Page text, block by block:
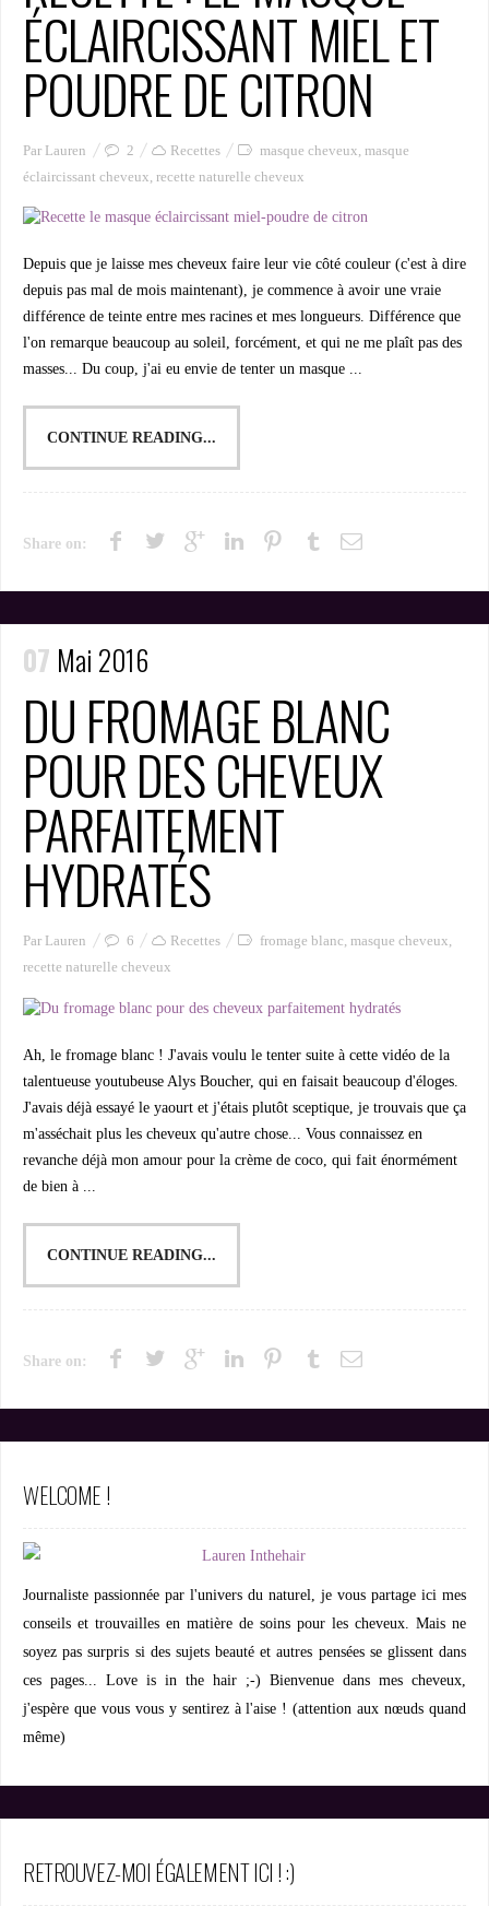
ÉCLAIRCISSANT MIEL ET
POUDRE DE CITRON
Par Lauren 2 Recettes masque cheveux masque
éclaircissant cheveux recette naturelle cheveux
Depuis que je laisse mes cheveux faire leur vie côté couleur (c'est à dire
depuis pas mal de mois maintenant), je commence à avoir une vraie
différence de teinte entre mes racines et mes longueurs. Différence que
l'on remarque beaucoup au soleil, forcément, et qui ne me plaît pas des
masses... Du coup, j'ai eu envie de tenter un masque ...
CONTINUE READING...
Share on:
07 Mai 2016
DU FROMAGE BLANC
POUR DES CHEVEUX
PARFAITEMENT
HYDRATÉS
Par Lauren 6 Recettes fromage blanc, masque cheveux,
recette naturelle cheveux
Ah, le fromage blanc ! J'avais voulu le tenter suite à cette vidéo de la
talentueuse youtubeuse Alys Boucher, qui en faisait beaucoup d'éloges.
J'avais déjà essayé le yaourt et j'étais plutôt sceptique, je trouvais que ça
m'asséchait plus les cheveux qu'autre chose... Vous connaissez en
revanche déjà mon amour pour la crème de coco, qui fait énormément
de bien à ...
CONTINUE READING...
Share on:
WELCOME !
Journaliste passionnée par l'univers du naturel, je vous partage ici mes
conseils et trouvailles en matière de soins pour les cheveux. Mais ne
soyez pas surpris si des sujets beauté et autres pensées se glissent dans
ces pages... Love is in the hair ;-) Bienvenue dans mes cheveux,
j'espère que vous vous y sentirez à l'aise ! (attention aux nœuds quand
même)
RETROUVEZ-MOI ÉGALEMENT ICI ! :)